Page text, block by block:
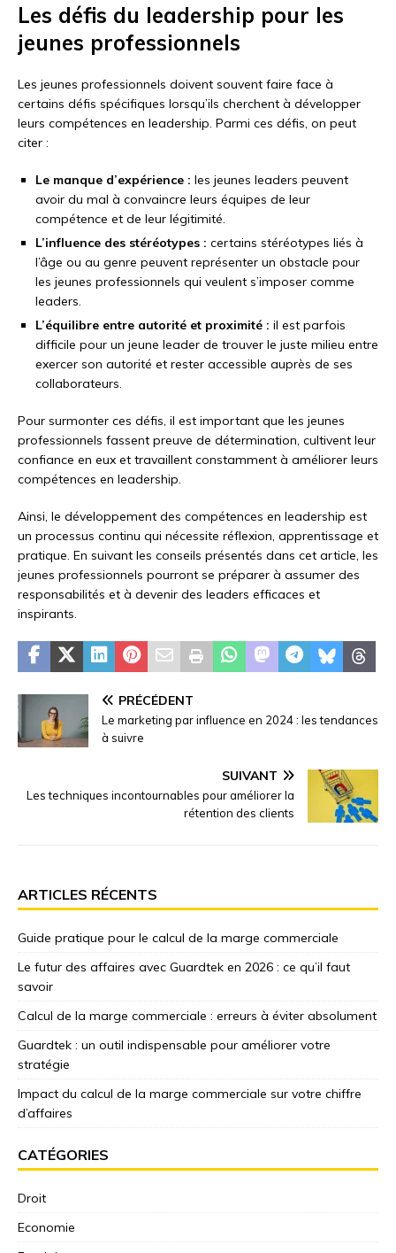
Les défis du leadership pour les
jeunes professionnels
Les jeunes professionnels doivent souvent faire face à
certains défis spécifiques lorsqu’ils cherchent à développer
leurs compétences en leadership. Parmi ces défis, on peut
citer :
Le manque d’expérience : les jeunes leaders peuvent
avoir du mal à convaincre leurs équipes de leur
compétence et de leur légitimité.
L’influence des stéréotypes : certains stéréotypes liés à
l’âge ou au genre peuvent représenter un obstacle pour
les jeunes professionnels qui veulent s’imposer comme
leaders.
L’équilibre entre autorité et proximité : il est parfois
difficile pour un jeune leader de trouver le juste milieu entre
exercer son autorité et rester accessible auprès de ses
collaborateurs.
Pour surmonter ces défis, il est important que les jeunes
professionnels fassent preuve de détermination, cultivent leur
confiance en eux et travaillent constamment à améliorer leurs
compétences en leadership.
Ainsi, le développement des compétences en leadership est
un processus continu qui nécessite réflexion, apprentissage et
pratique. En suivant les conseils présentés dans cet article, les
jeunes professionnels pourront se préparer à assumer des
responsabilités et à devenir des leaders efficaces et
inspirants.
PRÉCÉDENT
Le marketing par influence en 2024 : les tendances
à suivre
SUIVANT
Les techniques incontournables pour améliorer la
rétention des clients
ARTICLES RÉCENTS
Guide pratique pour le calcul de la marge commerciale
Le futur des affaires avec Guardtek en 2026 : ce qu’il faut
savoir
Calcul de la marge commerciale : erreurs à éviter absolument
Guardtek : un outil indispensable pour améliorer votre
stratégie
Impact du calcul de la marge commerciale sur votre chiffre
d’affaires
CATÉGORIES
Droit
Economie